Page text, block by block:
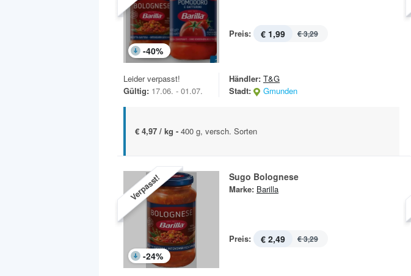
-40%
Preis: € 1,99 € 3,29
Leider verpasst!
Gültig: 17.06. - 01.07.
Händler: T&G
Stadt:
Gmunden
€ 4,97 / kg - 400 g, versch. Sorten
Verpasst!
-24%
Sugo Bolognese
Marke: Barilla
Preis: € 2,49 € 3,29